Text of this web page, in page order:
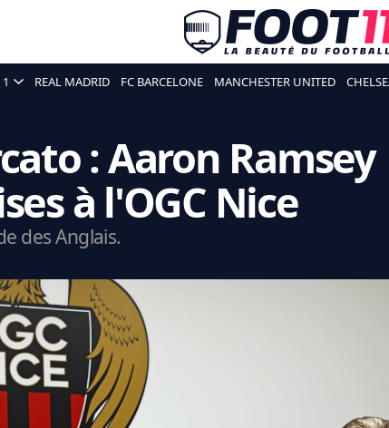
REAL MADRID FC BARCELONE MANCHESTER UNITED
: Aaron Ramsey
à l'OGC Nice
des Anglais.